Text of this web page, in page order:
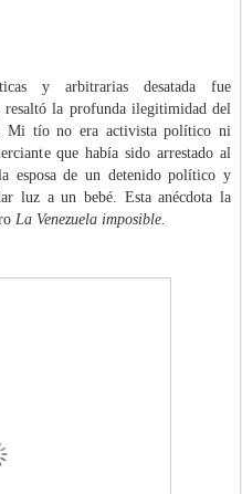
y arbitrarias desatada fue
resaltó la profunda ilegitimidad del
Mi tío no era activista político ni
que había sido arrestado al
esposa de un detenido político y
luz a un bebé. Esta anécdota la
La Venezuela imposible.